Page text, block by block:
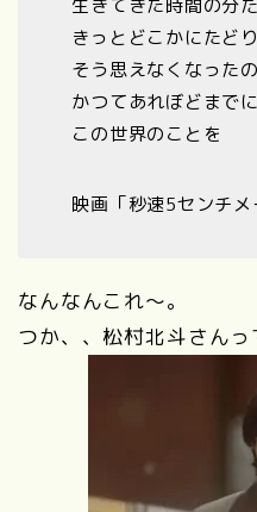
生きてきた時間の分
きっとどこかにたど
そう思えなくなった
かつてあれぼどまで
この世界のことを
映画「秒速5センチ
なんなんこれ～。
つか、、松村北斗さんっ